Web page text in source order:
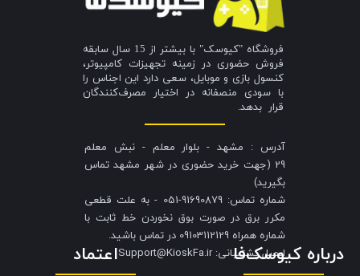
فروشگاه "کیوسک" با بیشتر از 15 سال سابقه
فروش حضوری در زمینه تجهیزات کامپیوتر،
کنسول بازی و موبایل، سعی دارد این اجناس را
با سودی منصفانه در اختیار مصرف‌کنندگان
قرار بدهد.
آدرس : مشهد - بلوار معلم - نبش معلم
29 (جهت خرید حضوری در شهر مشهد تماس
بگیرید)
شماره تماس: 91690879-051 - به علت قطعی
مکرر برق در صورت بوق نخوردن خط ثابت با
شماره همراه 09103112129 در تماس باشید.
​​​​​​​ایمیل پشتیبانی: Support@KioskFa.ir
اعتماد درباره کیوسک‌فا